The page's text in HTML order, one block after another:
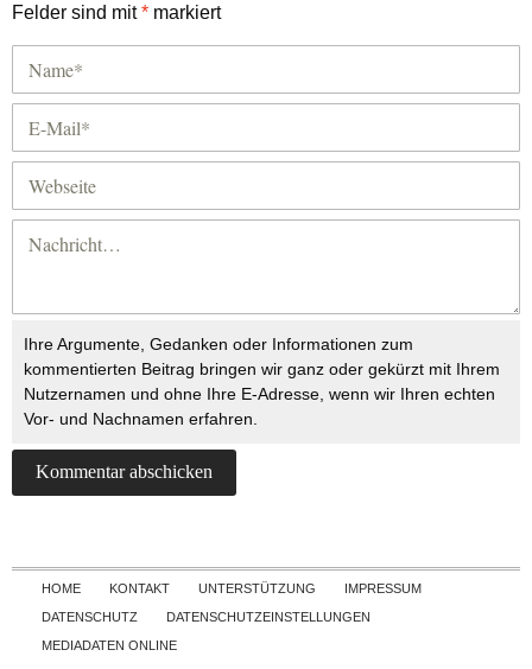
Felder sind mit* markiert
Ihre Argumente, Gedanken oder Informationen zum
kommentierten Beitrag bringen wir ganz oder gekürzt mit Ihrem
Nutzernamen und ohne Ihre E-Adresse, wenn wir Ihren echten
Vor- und Nachnamen erfahren.
Skip to content
HOME KONTAKT UNTERSTÜTZUNG
IMPRESSUM
DATENSCHUTZ
DATENSCHUTZEINSTELLUNGEN
MEDIADATEN ONLINE